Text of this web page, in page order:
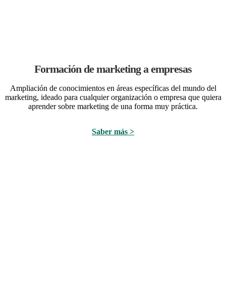
Formación de marketing a empresas
Ampliación de conocimientos en áreas específicas del mundo del
marketing, ideado para cualquier organización o empresa que quiera
aprender sobre marketing de una forma muy práctica.
Saber más >